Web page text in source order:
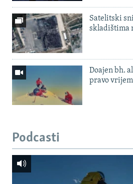
Satelitski
skladištima
Doajen bh.
pravo
Podcasti